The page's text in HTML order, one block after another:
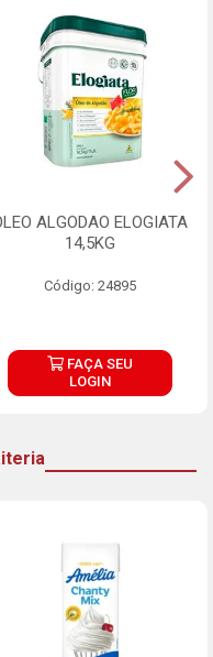
ALGODAO ELOGIATA
14,5KG
Código: 24895
FAÇA SEU
LOGIN